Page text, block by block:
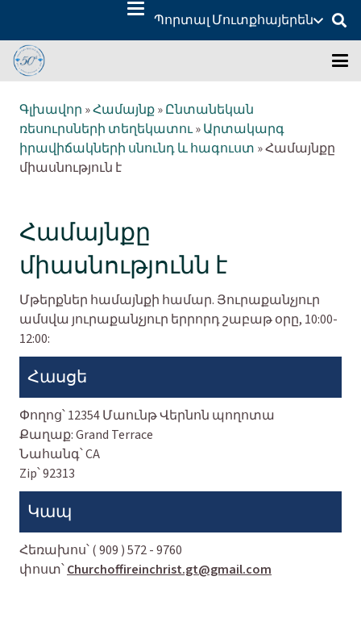
Պորտալ Մուտքհայերեն
Գլխավոր »Համայնք»Ընտանեկան
ռեսուրսների տեղեկատու»Արտակարգ
իրավիճակների սնունդ և հագուստ »Համայնքը
միասնություն է
Համայնքը
միասնությունն է
Մթերքներ համայնքի համար. Յուրաքանչյուր
ամսվա յուրաքանչյուր երրորդ շաբաթ օրը, 10:00-
12:00:
Հասցե
Փողոց՝12354 Մաունթ Վերնոն պողոտա
Քաղաք:Grand Terrace
Նահանգ՝CA
Zip՝92313
Կապ
Հեռախոս՝( 909 ) 572 - 9760
փոստ՝Churchoffireinchrist.gt@gmail.com